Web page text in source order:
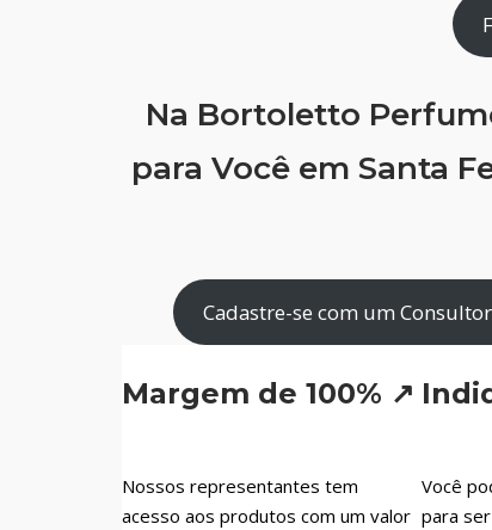
Na Bortoletto
para Você em Santa
Cadastre-se com um
Margem de 100% ↗
Nossos representantes tem
acesso aos produtos com um valor
Você
para